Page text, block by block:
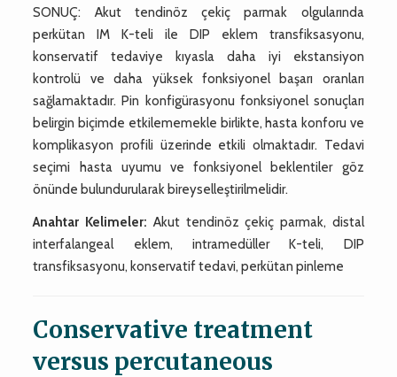
SONUÇ: Akut tendinöz çekiç parmak olgularında
perkütan IM K-teli ile DIP eklem transfiksasyonu,
konservatif tedaviye kıyasla daha iyi ekstansiyon
kontrolü ve daha yüksek fonksiyonel başarı oranları
sağlamaktadır. Pin konfigürasyonu fonksiyonel sonuçları
belirgin biçimde etkilememekle birlikte, hasta konforu ve
komplikasyon profili üzerinde etkili olmaktadır. Tedavi
seçimi hasta uyumu ve fonksiyonel beklentiler göz
önünde bulundurularak bireyselleştirilmelidir.
Anahtar Kelimeler: Akut tendinöz çekiç parmak, distal
interfalangeal eklem, intramedüller K-teli, DIP
transfiksasyonu, konservatif tedavi, perkütan pinleme
Conservative treatment
versus percutaneous